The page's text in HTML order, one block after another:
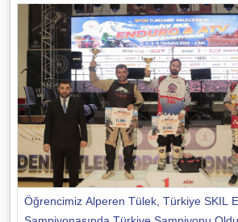
Öğrencimiz Alperen Tülek, Türkiye SKIL